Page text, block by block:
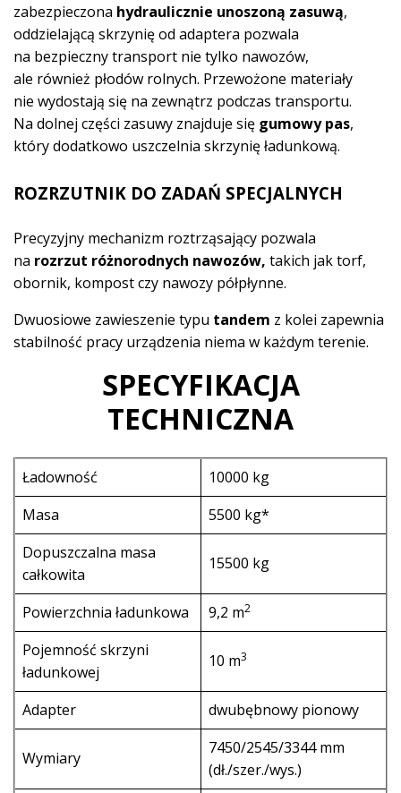
zabezpieczona hydraulicznie unoszoną zasuwą,
oddzielającą skrzynię od adaptera pozwala
na bezpieczny transport nie tylko nawozów,
ale również płodów rolnych. Przewożone materiały
nie wydostają się na zewnątrz podczas transportu.
Na dolnej części zasuwy znajduje się gumowy pas,
który dodatkowo uszczelnia skrzynię ładunkową.
ROZRZUTNIK DO ZADAŃ SPECJALNYCH
Precyzyjny mechanizm roztrząsający pozwala
na rozrzut różnorodnych nawozów, takich jak torf,
obornik, kompost czy nawozy półpłynne.
Dwuosiowe zawieszenie typu tandem z kolei zapewnia
stabilność pracy urządzenia niema w każdym terenie.
SPECYFIKACJA
TECHNICZNA
Ładowność
10000 kg
Masa
5500 kg*
Dopuszczalna masa
całkowita
15500 kg
Powierzchnia ładunkowa 9,2 m2
Pojemność skrzyni
ładunkowej
10 m3
Adapter dwubębnowy pionowy
Wymiary
7450/2545/3344 mm
(dł./szer./wys.)